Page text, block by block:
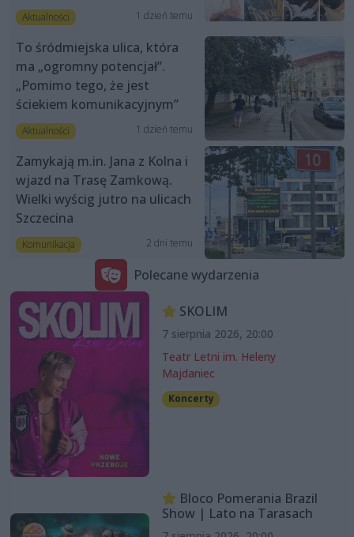
Aktualności 1 dzień temu
To śródmiejska ulica, która
ma „ogromny potencjał”.
„Pomimo tego, że jest
ściekiem komunikacyjnym”
Aktualności 1 dzień temu
Zamykają m.in. Jana z Kolna i
wjazd na Trasę Zamkową.
Wielki wyścig jutro na ulicach
Szczecina
Komunikacja 2 dni temu
Polecane wydarzenia
SKOLIM
7 sierpnia 2026, 20:00
Teatr Letni im. Heleny
Majdaniec
Koncerty
Bloco Pomerania Brazil
Show | Lato na Tarasach